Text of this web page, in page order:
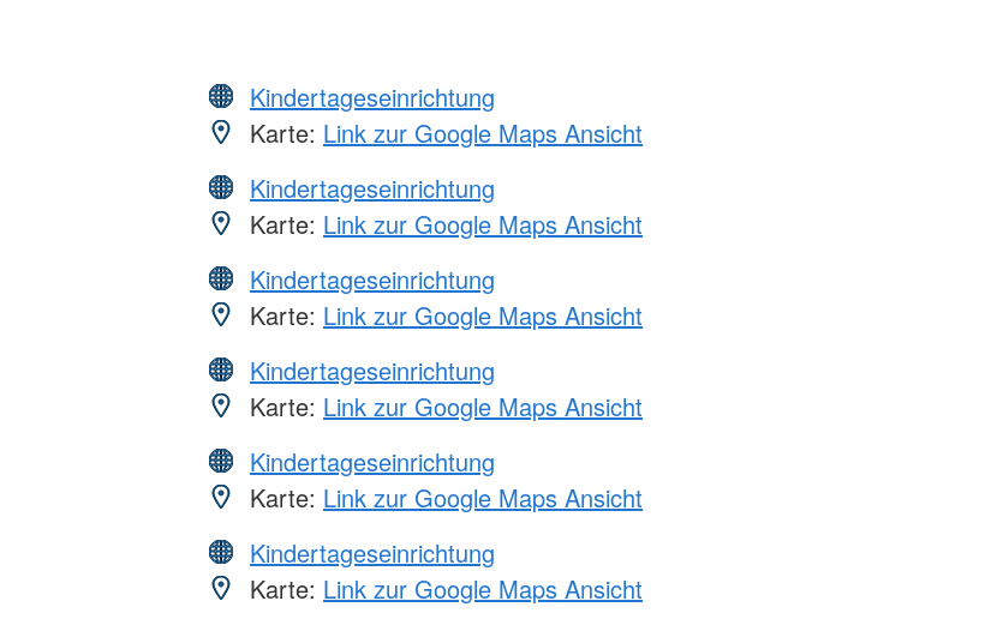
Kindertageseinrichtung
Karte: Link zur Google Maps Ansicht
Kindertageseinrichtung
Karte: Link zur Google Maps Ansicht
Kindertageseinrichtung
Karte: Link zur Google Maps Ansicht
Kindertageseinrichtung
Karte: Link zur Google Maps Ansicht
Kindertageseinrichtung
Karte: Link zur Google Maps Ansicht
Kindertageseinrichtung
Karte: Link zur Google Maps Ansicht